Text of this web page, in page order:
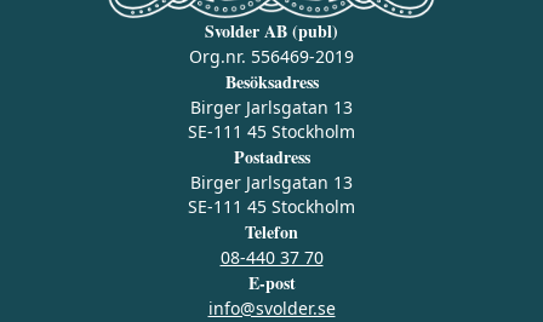
Svolder AB (publ)
Org.nr. 556469-2019
Besöksadress
Birger Jarlsgatan 13
SE-111 45 Stockholm
Postadress
Birger Jarlsgatan 13
SE-111 45 Stockholm
Telefon
08-440 37 70
E-post
info@svolder.se